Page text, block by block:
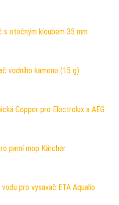
s otočným kloubem 35 mm
vodního kamene (15 g)
Copper pro Electrolux a AEG
parní mop Kärcher
pro vysavač ETA Aqualio